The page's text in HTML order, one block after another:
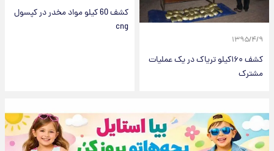
۱۳۹۵/۴/۹
کشف ۱۶۰کیلو تریاک در یک عملیات
مشترک
کشف 60 کیلو مواد مخدر در کپسول
cng